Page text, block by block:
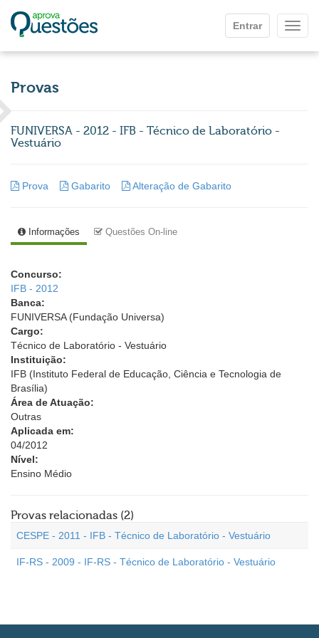
Entrar
Provas
FUNIVERSA - 2012 - IFB - Técnico de Laboratório -
Vestuário
Prova Gabarito Alteração de Gabarito
Informações Questões On-line
Concurso:
IFB - 2012
Banca:
FUNIVERSA (Fundação Universa)
Cargo:
Técnico de Laboratório - Vestuário
Instituição:
IFB (Instituto Federal de Educação, Ciência e Tecnologia de
Brasília)
Área de Atuação:
Outras
Aplicada em:
04/2012
Nível:
Ensino Médio
Provas relacionadas (2)
CESPE - 2011 - IFB - Técnico de Laboratório - Vestuário
IF-RS - 2009 - IF-RS - Técnico de Laboratório - Vestuário